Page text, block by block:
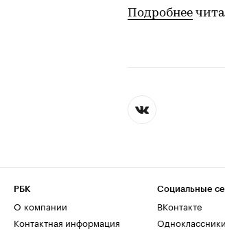
Подробнее
РБК
О компании
Контактная информация
Социальные
ВКонтакте
Одноклассники